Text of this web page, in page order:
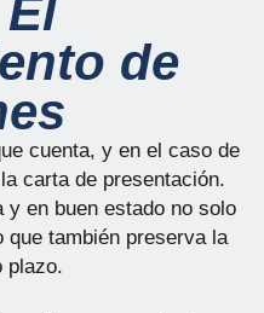
de
cuenta, y en el caso de
carta de presentación.
y en buen estado no solo
también preserva la
plazo.